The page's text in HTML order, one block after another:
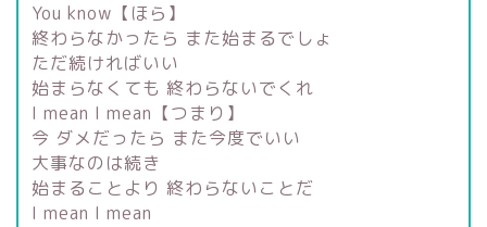
You know【ほら】
終わらなかったら また始まるでしょ
ただ続ければいい
始まらなくても 終わらないでくれ
I mean I mean【つまり】
今 ダメだったら また今度でいい
大事なのは続き
始まることより 終わらないことだ
I mean I mean